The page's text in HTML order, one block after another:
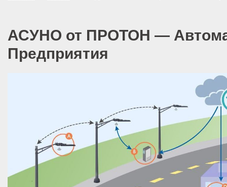
АСУНО от ПРОТОН —
Предприятия